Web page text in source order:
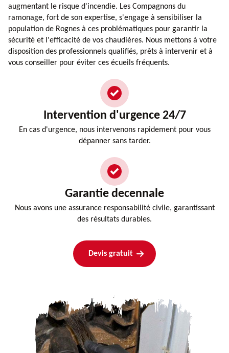
augmentant le risque d'incendie. Les Compagnons du
ramonage, fort de son expertise, s'engage à sensibiliser la
population de Rognes à ces problématiques pour garantir la
sécurité et l'efficacité de vos chaudières. Nous mettons à votre
disposition des professionnels qualifiés, prêts à intervenir et à
vous conseiller pour éviter ces écueils fréquents.
Intervention d'urgence 24/7
En cas d'urgence, nous intervenons rapidement pour vous
dépanner sans tarder.
Garantie decennale
Nous avons une assurance responsabilité civile, garantissant
des résultats durables.
Devis gratuit